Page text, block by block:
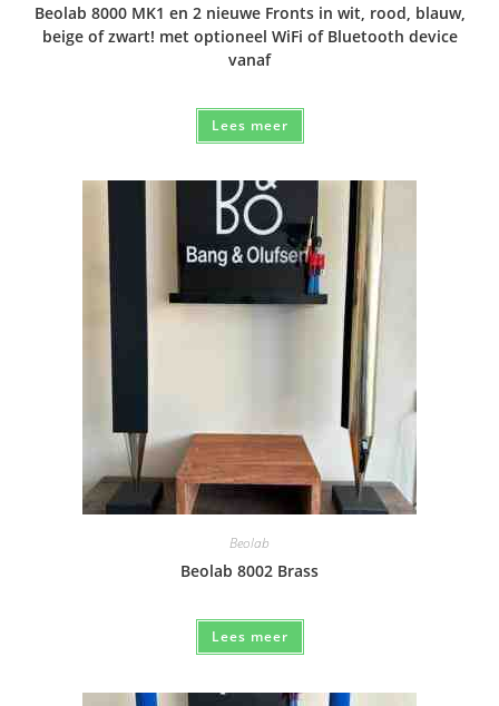
Beolab 8000 MK1 en 2 nieuwe Fronts in wit, rood, blauw,
beige of zwart! met optioneel WiFi of Bluetooth device
vanaf
Lees meer
Beolab
Beolab 8002 Brass
Lees meer